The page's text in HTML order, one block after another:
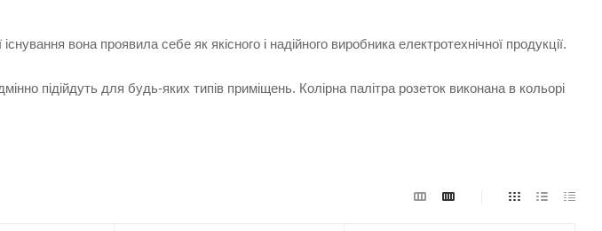
вона проявила себе як якісного і надійного виробника електротехнічної продукції.
підійдуть для будь-яких типів приміщень. Колірна палітра розеток виконана в кольорі